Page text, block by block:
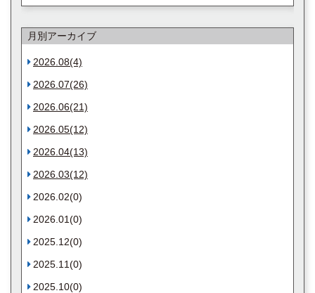
月別アーカイブ
2026.08(4)
2026.07(26)
2026.06(21)
2026.05(12)
2026.04(13)
2026.03(12)
2026.02(0)
2026.01(0)
2025.12(0)
2025.11(0)
2025.10(0)